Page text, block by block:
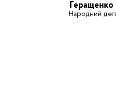
Геращенко
Народний